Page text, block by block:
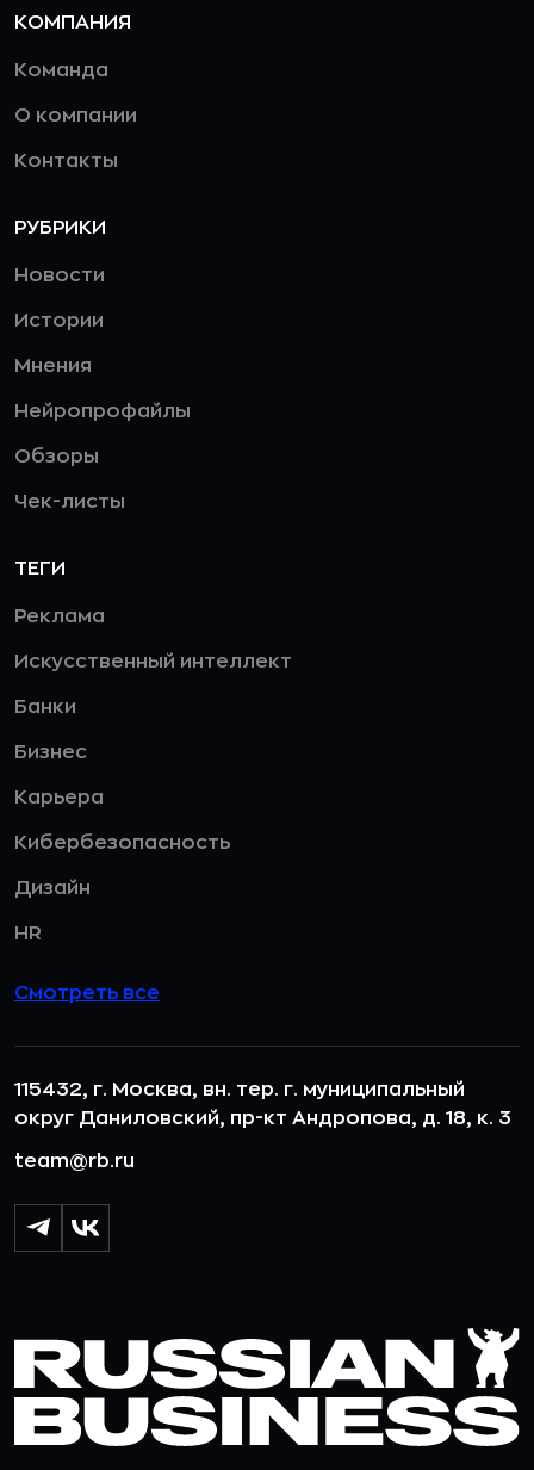
КОМПАНИЯ
Команда
О компании
Контакты
РУБРИКИ
Новости
Истории
Мнения
Нейропрофайлы
Обзоры
Чек-листы
ТЕГИ
Реклама
Искусственный интеллект
Банки
Бизнес
Карьера
Кибербезопасность
Дизайн
HR
Смотреть все
115432, г. Москва, вн. тер. г. муниципальный
округ Даниловский, пр-кт Андропова, д. 18, к. 3
team@rb.ru